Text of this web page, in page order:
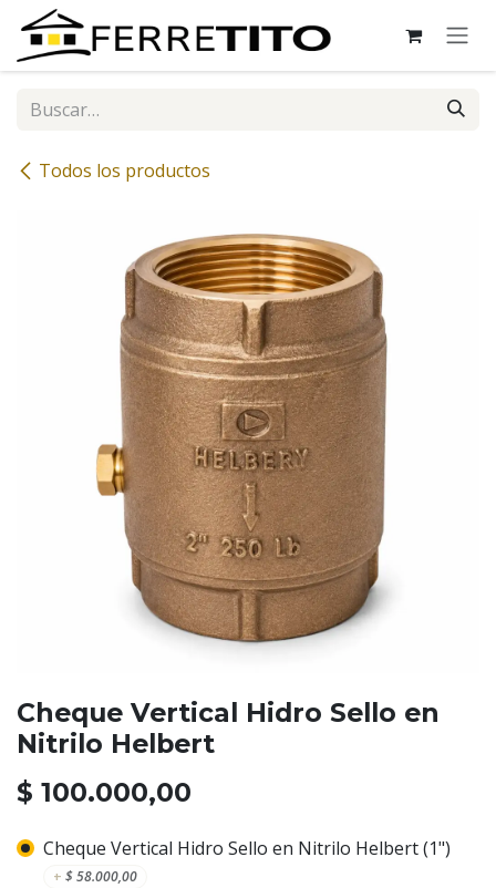
Ir al contenido
Todos los productos
Cheque Vertical Hidro Sello en
Nitrilo Helbert
$ 100.000,00
Cheque Vertical Hidro Sello en Nitrilo Helbert (1")
+ $58.000,00